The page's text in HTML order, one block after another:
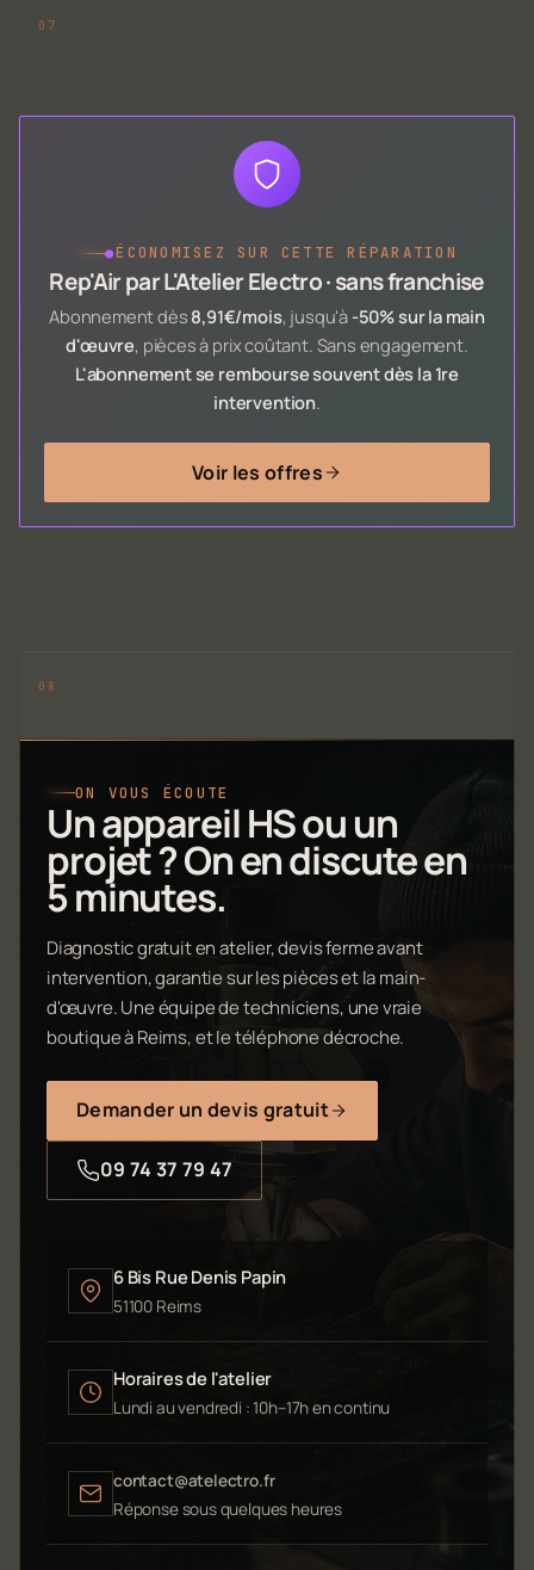
●ÉCONOMISEZ SUR CETTE RÉPARATION
Rep'Air par L'Atelier Electro · sans franchise
Abonnement dès 8,91€/mois, jusqu'à -50% sur la main
d'œuvre, pièces à prix coûtant. Sans engagement.
L'abonnement se rembourse souvent dès la 1re
intervention.
Voir les offres
ON VOUS ÉCOUTE
Un appareil HS ou un
projet ? On en discute en
5 minutes.
Diagnostic gratuit en atelier, devis ferme avant
intervention, garantie sur les pièces et la main-
d'œuvre. Une équipe de techniciens, une vraie
boutique à Reims, et le téléphone décroche.
Demander un devis gratuit
09 74 37 79 47
6 Bis Rue Denis Papin
51100 Reims
Horaires de l'atelier
Lundi au vendredi : 10h–17h en continu
contact@atelectro.fr
Réponse sous quelques heures